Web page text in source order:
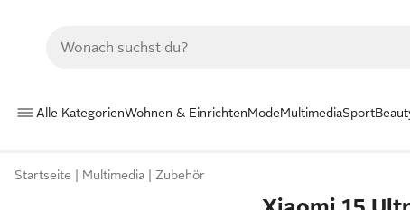
Alle KategorienWohnen & EinrichtenModeMultimediaSport
Startseite Multimedia Zubehör